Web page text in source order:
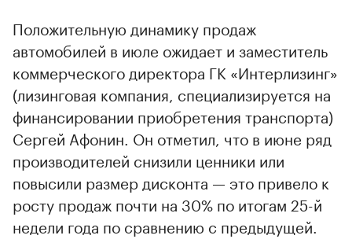
Положительную динамику продаж
автомобилей в июле ожидает и заместитель
коммерческого директора ГК «Интерлизинг»
(лизинговая компания, специализируется на
финансировании приобретения транспорта)
Сергей Афонин. Он отметил, что в июне ряд
производителей снизили ценники или
повысили размер дисконта — это привело к
росту продаж почти на 30% по итогам 25-й
недели года по сравнению с предыдущей.